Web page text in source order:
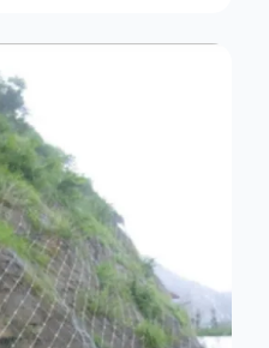
道路护栏，机动与非机动隔离
道路隔离护栏、河道安全护
护栏规格齐全、品种多，可以